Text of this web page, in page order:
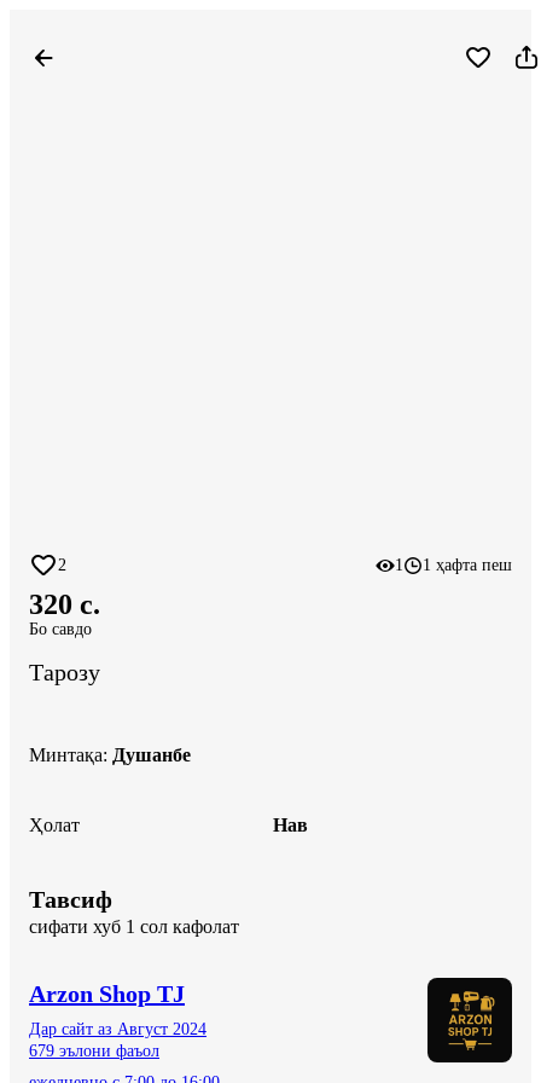
2 1 1 ҳафта пеш
320 c.
Бо савдо
Тарозу
Минтақа: Душанбе
Ҳолат Нав
Тавсиф
сифати хуб 1 сол кафолат
Arzon Shop TJ
Дар сайт аз Август 2024
679 эълони фаъол